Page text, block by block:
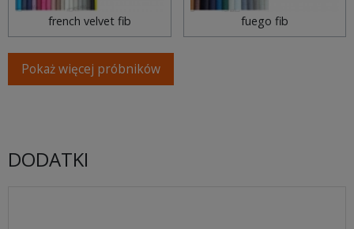
french velvet fib fuego fib
Pokaż więcej próbników
DODATKI